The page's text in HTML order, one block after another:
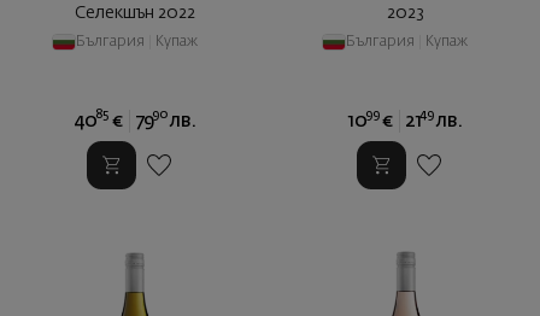
Селекшън 2022
България Купаж
4085 € 7990 лв.
2023
България Купаж
1099 € 2149 лв.